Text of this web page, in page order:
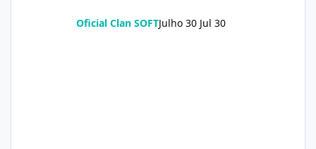
Oficial Clan SOFTJulho 30 Jul 30